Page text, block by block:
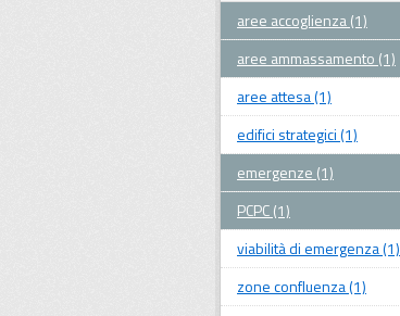
aree accoglienza (1)
aree ammassamento (1)
aree attesa (1)
edifici strategici (1)
emergenze (1)
PCPC (1)
viabilità di emergenza (1)
zone confluenza (1)